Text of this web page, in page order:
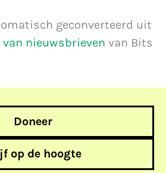
geconverteerd uit
nieuwsbrieven van Bits
Doneer
op de hoogte